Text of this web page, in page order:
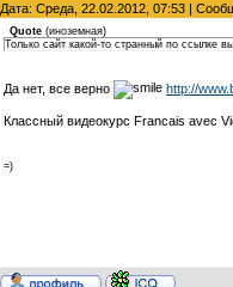
Дата: Среда, 22.02.2012, 07:53 |
Quote(иноземная)
Только сайт какой-то странный по ссылке
Да нет, все верно http://
Классный видеокурс Francais avec
=)